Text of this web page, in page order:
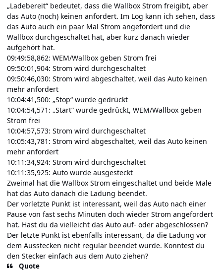
„Ladebereit“ bedeutet, dass die Wallbox Strom freigibt, aber
das Auto (noch) keinen anfordert. Im Log kann ich sehen, dass
das Auto auch ein paar Mal Strom angefordert und die
Wallbox durchgeschaltet hat, aber kurz danach wieder
aufgehört hat.
09:49:58,862: WEM/Wallbox geben Strom frei
09:50:01,904: Strom wird durchgeschaltet
09:50:46,030: Strom wird abgeschaltet, weil das Auto keinen
mehr anfordert
10:04:41,500: „Stop“ wurde gedrückt
10:04:54,571: „Start“ wurde gedrückt, WEM/Wallbox geben
Strom frei
10:04:57,573: Strom wird durchgeschaltet
10:05:43,781: Strom wird abgeschaltet, weil das Auto keinen
mehr anfordert
10:11:34,924: Strom wird durchgeschaltet
10:11:35,925: Auto wurde ausgesteckt
Zweimal hat die Wallbox Strom eingeschaltet und beide Male
hat das Auto danach die Ladung beendet.
Der vorletzte Punkt ist interessant, weil das Auto nach einer
Pause von fast sechs Minuten doch wieder Strom angefordert
hat. Hast du da vielleicht das Auto auf- oder abgeschlossen?
Der letzte Punkt ist ebenfalls interessant, da die Ladung vor
dem Ausstecken nicht regulär beendet wurde. Konntest du
den Stecker einfach aus dem Auto ziehen?
Quote